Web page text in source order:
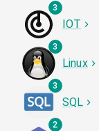
3
IOT
3
Linux
3
SQL
2